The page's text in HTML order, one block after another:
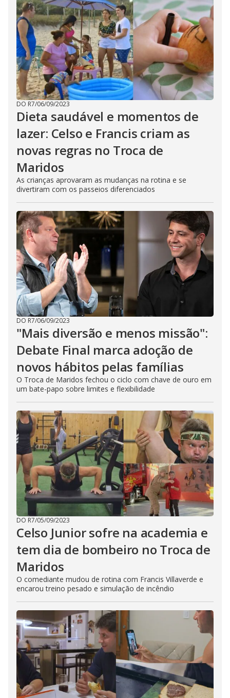
DO R7/06/09/2023
Dieta saudável e momentos de
lazer: Celso e Francis criam as
novas regras no Troca de
Maridos
As crianças aprovaram as mudanças na rotina e se
divertiram com os passeios diferenciados
DO R7/06/09/2023
"Mais diversão e menos missão":
Debate Final marca adoção de
novos hábitos pelas famílias
O Troca de Maridos fechou o ciclo com chave de ouro em
um bate-papo sobre limites e flexibilidade
DO R7/05/09/2023
Celso Junior sofre na academia e
tem dia de bombeiro no Troca de
Maridos
O comediante mudou de rotina com Francis Villaverde e
encarou treino pesado e simulação de incêndio